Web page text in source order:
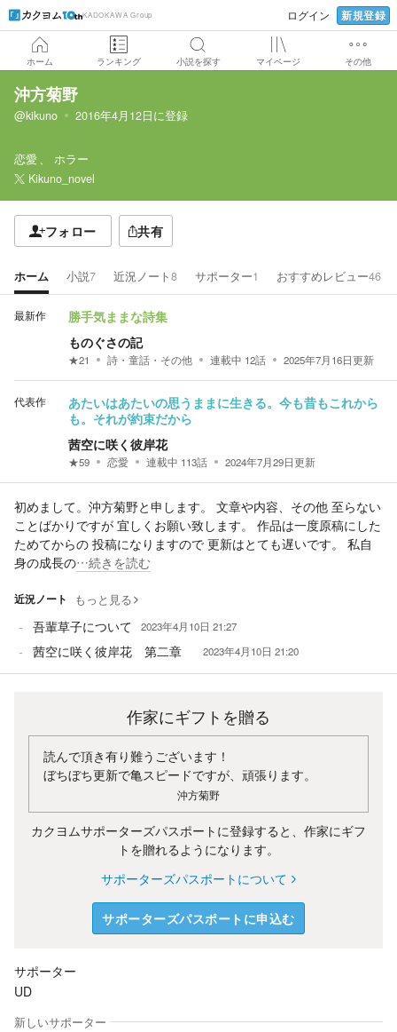
KADOKAWA Group ログイン 新規登録
ホーム ランキング 小説を探す マイページ その他
沖方菊野
@kikuno 2016年4月12日に登録
恋愛
ホラー
Kikuno_novel
フォロー 共有
ホーム 小説7 近況ノート8 サポーター1 おすすめレビュー46
最新作 勝手気ままな詩集
ものぐさの記
★21 詩・童話・その他 連載中 12話 2025年7月16日更新
代表作
あたいはあたいの思うままに生きる。今も昔もこれから
も。それが約束だから
茜空に咲く彼岸花
★59 恋愛 連載中 113話 2024年7月29日更新
初めまして。沖方菊野と申します。 文章や内容、その他 至らない
ことばかりですが 宜しくお願い致します。 作品は一度原稿にした
ためてからの 投稿になりますので 更新はとても遅いです。 私自
身の成長の…続きを読む
近況ノート もっと見る
吾輩草子について 2023年4月10日 21:27
茜空に咲く彼岸花 第二章 2023年4月10日 21:20
作家にギフトを贈る
読んで頂き有り難うございます！
ぼちぼち更新で亀スピードですが、頑張ります。
沖方菊野
カクヨムサポーターズパスポートに登録すると、作家にギフ
トを贈れるようになります。
サポーターズパスポートについて
サポーターズパスポートに申込む
サポーター
UD
新しいサポーター